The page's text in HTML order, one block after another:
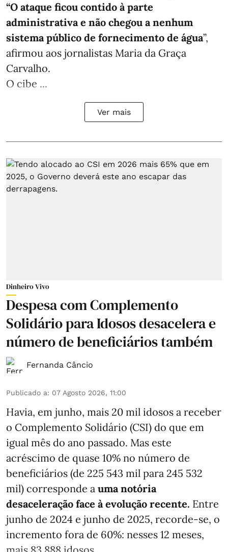
“O ataque ficou contido à parte
administrativa e não chegou a nenhum
sistema público de fornecimento de água”,
afirmou aos jornalistas Maria da Graça
Carvalho.
O cibe ...
Ver mais
Dinheiro Vivo
Despesa com Complemento
Solidário para Idosos desacelera e
número de beneficiários também
Fernanda Câncio
Publicado a: 07 Agosto 2026, 11:00
Havia, em junho, mais 20 mil idosos a receber
o Complemento Solidário (CSI) do que em
igual mês do ano passado. Mas este
acréscimo de quase 10% no número de
beneficiários (de 225 543 mil para 245 532
mil) corresponde a uma notória
desaceleração face à evolução recente. Entre
junho de 2024 e junho de 2025, recorde-se, o
incremento fora de 60%: nesses 12 meses,